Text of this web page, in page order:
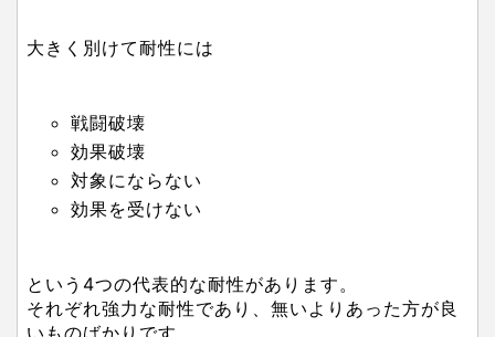
大きく別けて耐性には
戦闘破壊
効果破壊
対象にならない
効果を受けない
という4つの代表的な耐性があります。
それぞれ強力な耐性であり、無いよりあった方が良